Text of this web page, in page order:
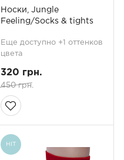
Носки, Jungle
Feeling/Socks & tights
Еще доступно +1 оттенков
цвета
320 грн.
450 грн.
HIT